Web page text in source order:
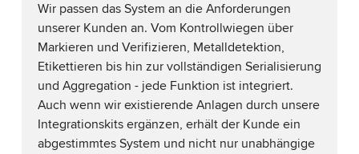
Wir passen das System an die Anforderungen
unserer Kunden an. Vom Kontrollwiegen über
Markieren und Verifizieren, Metalldetektion,
Etikettieren bis hin zur vollständigen Serialisierung
und Aggregation - jede Funktion ist integriert.
Auch wenn wir existierende Anlagen durch unsere
Integrationskits ergänzen, erhält der Kunde ein
abgestimmtes System und nicht nur unabhängige